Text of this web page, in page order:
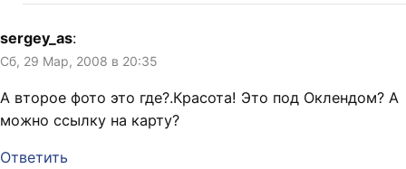
sergey_as:
Сб, 29 Мар, 2008 в 20:35
А второе фото это где?.Красота! Это под Оклендом? А
можно ссылку на карту?
Ответить